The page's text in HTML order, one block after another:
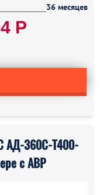
36 месяцев
Р
АД-360С-Т400-
с АВР